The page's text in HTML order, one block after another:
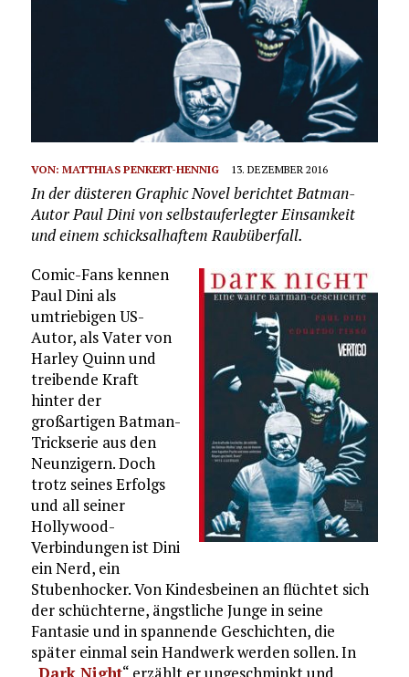
VON: MATTHIAS PENKERT-HENNIG 13. DEZEMBER 2016
In der düsteren Graphic Novel berichtet Batman-
Autor Paul Dini von selbstauferlegter Einsamkeit
und einem schicksalhaftem Raubüberfall.
Comic-Fans kennen
Paul Dini als
umtriebigen US-
Autor, als Vater von
Harley Quinn und
treibende Kraft
hinter der
großartigen Batman-
Trickserie aus den
Neunzigern. Doch
trotz seines Erfolgs
und all seiner
Hollywood-
Verbindungen ist Dini
ein Nerd, ein
Stubenhocker. Von Kindesbeinen an flüchtet sich
der schüchterne, ängstliche Junge in seine
Fantasie und in spannende Geschichten, die
später einmal sein Handwerk werden sollen. In
„Dark Night“ erzählt er ungeschminkt und